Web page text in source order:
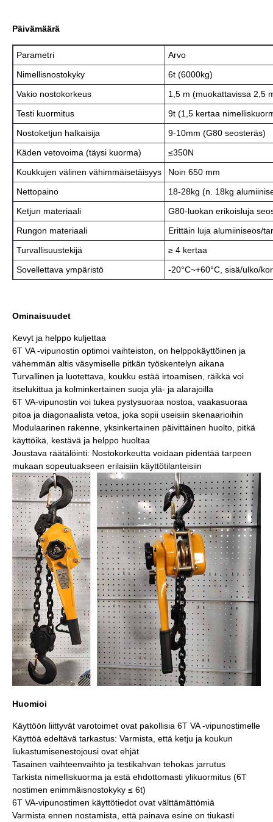
Päivämäärä
Parametri
Arvo
Nimellisnostokyky
6t (6000kg)
Vakio nostokorkeus
1,5 m (muokattavissa 2,5
Testi kuormitus
9t (1,5 kertaa
Nostoketjun halkaisija
9-10mm (G80 seosteräs)
Käden vetovoima (täysi kuorma)
≤350N
Koukkujen välinen vähimmäisetäisyys
Noin 650 mm
Nettopaino
18-28kg (n. 18kg
Ketjun materiaali
G80-luokan erikoisluja
Rungon materiaali
Erittäin luja alumiiniseos/
Turvallisuustekijä
≥ 4 kertaa
Sovellettava ympäristö
-20°C~+60°C, sisä/ulko/
Ominaisuudet
Kevyt ja helppo kuljettaa
6T VA -vipunostin optimoi vaihteiston, on helppokäyttöinen ja
vähemmän altis väsymiselle pitkän työskentelyn aikana
Turvallinen ja luotettava, koukku estää irtoamisen, räikkä voi
itselukittua ja kolminkertainen suoja ylä- ja alarajoilla
6T VA-vipunostin voi tukea pystysuoraa nostoa, vaakasuoraa
pitoa ja diagonaalista vetoa, joka sopii useisiin skenaarioihin
Modulaarinen rakenne, yksinkertainen päivittäinen huolto, pitkä
käyttöikä, kestävä ja helppo huoltaa
Joustava räätälöinti: Nostokorkeutta voidaan pidentää tarpeen
mukaan sopeutuakseen erilaisiin käyttötilanteisiin
Huomioi
Käyttöön liittyvät varotoimet ovat pakollisia 6T VA -vipunostimelle
Käyttöä edeltävä tarkastus: Varmista, että ketju ja koukun
liukastumisenestojousi ovat ehjät
Tasainen vaihteenvaihto ja testikahvan tehokas jarrutus
Tarkista nimelliskuorma ja estä ehdottomasti ylikuormitus (6T
nostimen enimmäisnostokyky ≤ 6t)
6T VA-vipunostimen käyttötiedot ovat välttämättömiä
Varmista ennen nostamista, että painava esine on tiukasti